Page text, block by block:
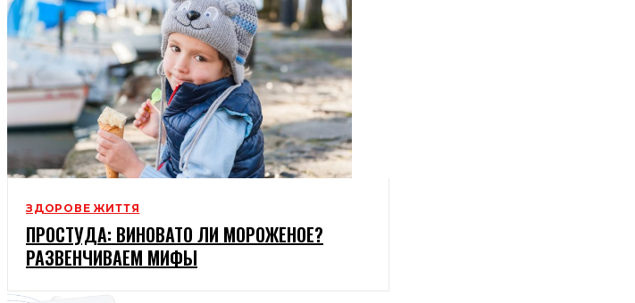
ЗДОРОВЕ ЖИТТЯ
ПРОСТУДА: ВИНОВАТО ЛИ МОРОЖЕНОЕ?
РАЗВЕНЧИВАЕМ МИФЫ